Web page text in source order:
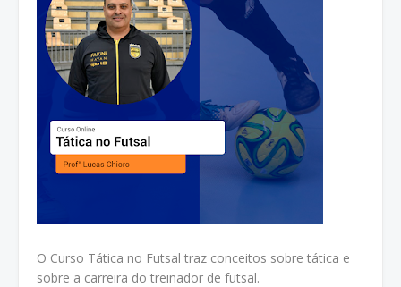
O Curso Tática no Futsal traz conceitos sobre tática e
sobre a carreira do treinador de futsal.